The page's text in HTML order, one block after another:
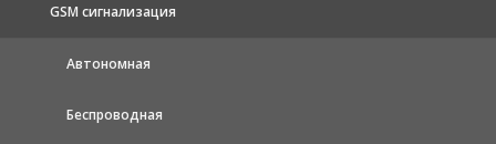
GSM сигнализация
Автономная
Беспроводная